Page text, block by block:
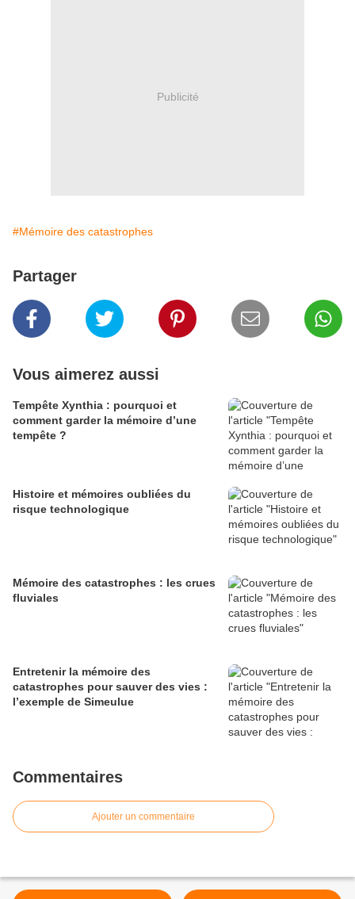
Publicité
#Mémoire des catastrophes
Partager
Vous aimerez aussi
Tempête Xynthia : pourquoi et
comment garder la mémoire d’une
tempête ?
Histoire et mémoires oubliées du
risque technologique
Mémoire des catastrophes : les crues
fluviales
Entretenir la mémoire des
catastrophes pour sauver des vies :
l’exemple de Simeulue
Commentaires
Ajouter un commentaire